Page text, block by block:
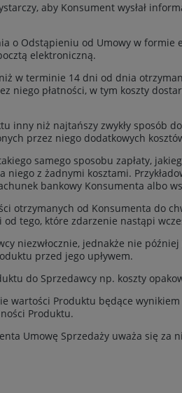
aby Konsument wysłał
o Odstąpieniu od Umowy w
elektroniczną.
w terminie 14 dni od dnia
niego płatności, w tym koszty
inny niż najtańszy zwykły sposób
przez niego dodatkowych
samego sposobu zapłaty,
z żadnymi kosztami.
bankowy Konsumenta albo
otrzymanych od Konsumenta do
tego, które zdarzenie nastąpi
niezwłocznie, jednakże nie
przed jego upływem.
do Sprzedawcy np. koszty
wartości Produktu będące
Produktu.
Umowę Sprzedaży uważa się za